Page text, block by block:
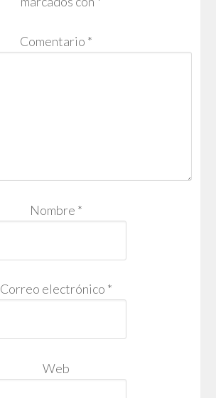
Comentario *
Nombre *
Correo electrónico *
Web